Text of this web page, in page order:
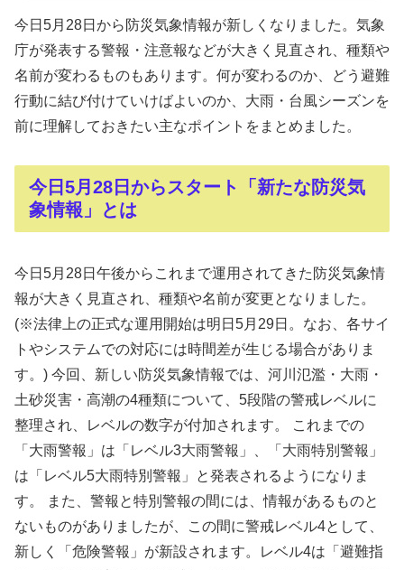
今日5月28日から防災気象情報が新しくなりました。気象
庁が発表する警報・注意報などが大きく見直され、種類や
名前が変わるものもあります。何が変わるのか、どう避難
行動に結び付けていけばよいのか、大雨・台風シーズンを
前に理解しておきたい主なポイントをまとめました。
今日5月28日からスタート「新たな防災気
象情報」とは
今日5月28日午後からこれまで運用されてきた防災気象情
報が大きく見直され、種類や名前が変更となりました。
(※法律上の正式な運用開始は明日5月29日。なお、各サイ
トやシステムでの対応には時間差が生じる場合がありま
す。) 今回、新しい防災気象情報では、河川氾濫・大雨・
土砂災害・高潮の4種類について、5段階の警戒レベルに
整理され、レベルの数字が付加されます。 これまでの
「大雨警報」は「レベル3大雨警報」、「大雨特別警報」
は「レベル5大雨特別警報」と発表されるようになりま
す。 また、警報と特別警報の間には、情報があるものと
ないものがありましたが、この間に警戒レベル4として、
新しく「危険警報」が新設されます。レベル4は「避難指